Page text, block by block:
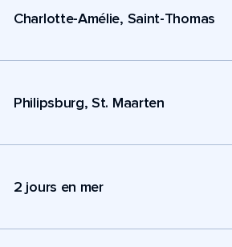
Charlotte-Amélie, Saint-Thomas
Philipsburg, St. Maarten
2 jours en mer